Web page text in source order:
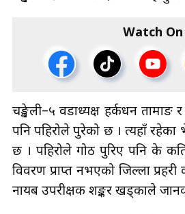
चङ्खेली–५ का बासिन्दा छक्कबहादुर
चङ्खेली–५ वडाध्यक्ष हर्कधन तामाङ
पनि पहिरोले पुरेको छ । त्यहाँ रहेका
छ । पहिरोले गोठ पुरिए पनि के
विवरण प्राप्त नभएको जिल्ला प्रहरी
नायब उपरीक्षक शङ्कर खड्काले